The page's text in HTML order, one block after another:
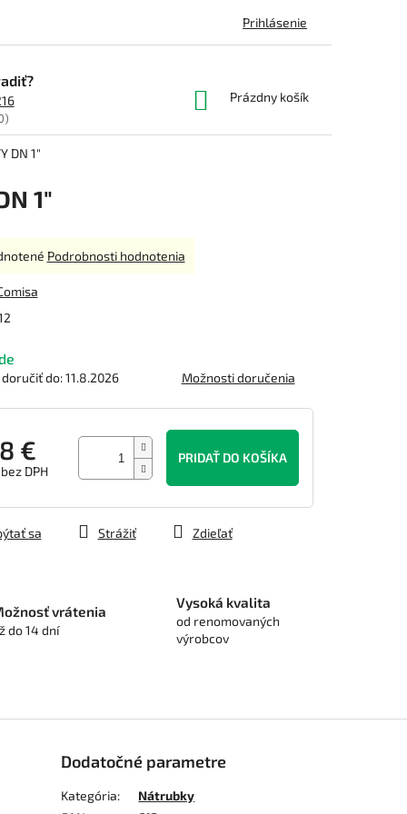
Prihlásenie
NÁKUPNÝ
Prázdny košík
DN 1"
1"
do: 11.8.2026 Možnosti doručenia
€
DPH
PRIDAŤ DO KOŠÍKA
sa Strážiť Zdieľať
Podrobnosti hodnotenia
vrátenia
do 14 dní
Vysoká kvalita
od renomovaných
výrobcov
Dodatočné parametre
Kategória:
Nátrubky